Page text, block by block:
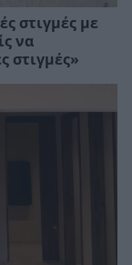
στιγμές με
να
στιγμές»